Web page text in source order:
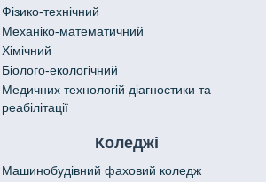
Фізико-технічний
Механіко-математичний
Хімічний
Біолого-екологічний
Медичних технологій діагностики та
реабілітації
Коледжі
Машинобудівний фаховий коледж